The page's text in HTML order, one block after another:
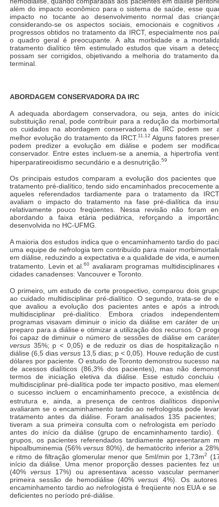
além do impacto econômico para o sistema de saúde, esse
impacto no tocante ao desenvolvimento normal das
considerando-se os aspectos sociais, emocionais e cognitivos
progressos obtidos no tratamento da IRCT, especialmente nos
o quadro geral é preocupante. A alta morbidade e a
tratamento dialítico têm estimulado estudos que visam a
possam ser corrigidos, objetivando a melhoria do tratamento
terminal.
ABORDAGEM CONSERVADORA DA IRC
A adequada abordagem conservadora, ou seja, antes do
substituição renal, pode contribuir para a redução da
os cuidados na abordagem conservadora da IRC podem ser
melhor evolução do tratamento da IRCT. 11,12 Alguns fatores
podem predizer a evolução em diálise e podem ser
conservador. Entre estes incluem-se a anemia, a hipertrofia
hiperparatireoidismo secundário e a desnutrição. 59
Os principais estudos comparam a evolução dos pacientes
tratamento pré-dialítico, tendo sido encaminhados precocemente
aqueles referendados tardiamente para o tratamento da
avaliam o impacto do tratamento na fase pré-dialítica da
relativamente pouco freqüentes. Nessa revisão não foram
abordando a faixa etária pediátrica, reforçando a
desenvolvida no HC-UFMG.
A maioria dos estudos indica que o encaminhamento tardio do
uma equipe de nefrologia tem contribuído para maior
em diálise, reduzindo a expectativa e a qualidade de vida, e
tratamento. Levin et al. 60 avaliaram programas multidisciplinares
cidades canadenses: Vancouver e Toronto.
O primeiro, um estudo de corte prospectivo, comparou dois
ao cuidado multidisciplinar pré-dialítico. O segundo, trata-se de
que avaliou a evolução dos pacientes antes e após a
multidisciplinar pré-dialítico. Embora criados
programas visavam diminuir o início da diálise em caráter de
preparo para a diálise e otimizar a utilização dos recursos. O
foi capaz de diminuir o número de sessões de diálise em
versus 35%; p < 0,05) e de reduzir os dias de hospitalização
diálise (6,5 dias versus 13,5 dias; p < 0,05). Houve redução de
dólares por paciente. O estudo de Toronto demonstrou sucesso
de acessos dialíticos (86,3% dos pacientes), mas não
termos de iniciação eletiva da diálise. Esse estudo concluiu
multidisciplinar pré-dialítica pode ter impacto positivo, mas
o sucesso incluem o encaminhamento precoce, a existência
estrutura e, ainda, a presença de centros dialíticos
avaliaram se o encaminhamento tardio ao nefrologista pode
tratamento antes da diálise. Foram analisados 135
tiveram a sua primeira consulta com o nefrologista em
antes do início da diálise (grupo de encaminhamento tardio).
grupos, os pacientes referendados tardiamente apresentaram
hipoalbuminemia (56%versus 80%), de hematócrito inferior a
e ritmo de filtração glomerular menor que 5ml/min por 1,73m2
início da diálise. Uma menor proporção desses pacientes fez
(40%versus 17%) ou apresentava acesso vascular
primeira sessão de hemodiálise (40%versus 4%). Os
encaminhamento tardio ao nefrologista é freqüente nos EUA e se
deficientes no período pré-diálise.